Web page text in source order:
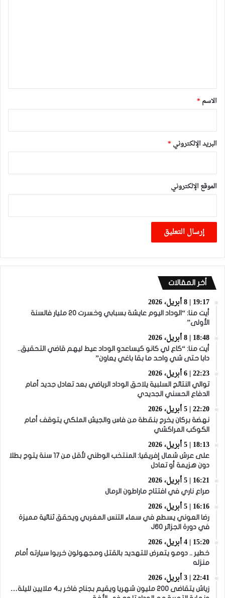
*
الاسم *
البريد الإلكتروني *
الموقع الإلكتروني
أخر المقالات
19:17 | 8 أبريل، 2026
أيت منا: “الوداد اليوم عايشة بسبابي وخسرت 20 مليار فالسنة
الأولى”
18:48 | 8 أبريل، 2026
أيت منا: “كاع لي كانو كيساعدو الوداد عيط ليهم قاضي التحقيق..
دابا حتى شي واحد ما بقا باغي يعاون”
22:23 | 6 أبريل، 2026
توالي النتائج السلبية يلاحق الوداد الرياضي بعد تعادل جديد أمام
الدفاع الحسني الجديدي
22:20 | 5 أبريل، 2026
نهضة بركان يخرج بنقطة من فاس والجيش الملكي يتوقف أمام
الكوكب المراكشي
18:13 | 5 أبريل، 2026
على عرش شمال إفريقيا: المنتخب الوطني لأقل من 17 سنة يتوج بطلا
دون هزيمة أو تعادل
16:21 | 5 أبريل، 2026
صراع ناري في افتتاح ماراطون الرمال
16:16 | 5 أبريل، 2026
رضا العوني يسطع في سماء التنس المغربي ويحقق ثنائية مميزة
في دورة الجزائر J60
15:20 | 4 أبريل، 2026
خطير .. دومو يتعرض للتهديد بالقتل ومجهولون خربوا سيارته أمام
منزله
22:41 | 3 أبريل، 2026
زياش يتقاضى 200 مليون شهريا ويقيم بجناح فاخر بـ4 ملايين لليلة…